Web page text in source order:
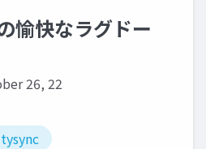
愉快なラグドー
26, 22